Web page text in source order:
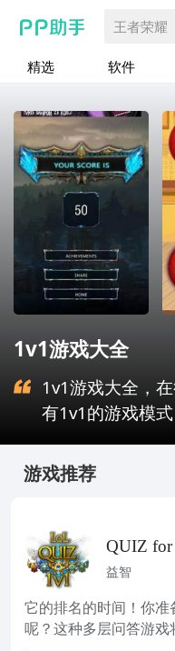
王者荣耀
精选 软件
1v1游戏大全
1v1游戏大全，
有1v1的游戏模
游戏推荐
QUIZ
益智
它的排名的时间！你
呢？这种多层问答游